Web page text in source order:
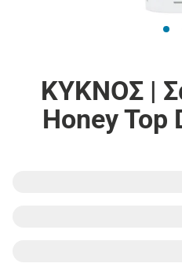
ΚΥΚΝΟΣ |
Honey Top